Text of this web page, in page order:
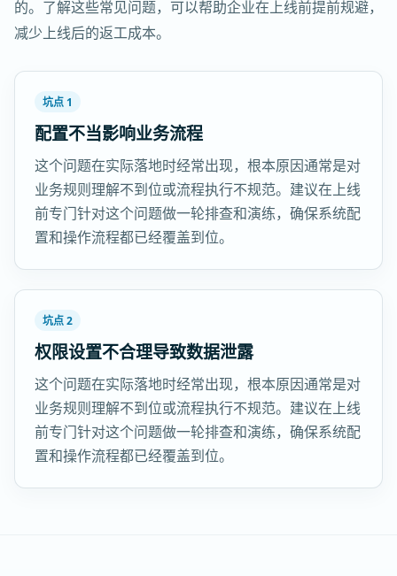
的。了解这些常见问题，可以帮助企业在上线前提前规避，
减少上线后的返工成本。
坑点 1
配置不当影响业务流程
这个问题在实际落地时经常出现，根本原因通常是对
业务规则理解不到位或流程执行不规范。建议在上线
前专门针对这个问题做一轮排查和演练，确保系统配
置和操作流程都已经覆盖到位。
坑点 2
权限设置不合理导致数据泄露
这个问题在实际落地时经常出现，根本原因通常是对
业务规则理解不到位或流程执行不规范。建议在上线
前专门针对这个问题做一轮排查和演练，确保系统配
置和操作流程都已经覆盖到位。